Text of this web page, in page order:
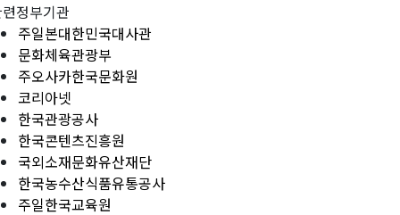
정부기관
주일본대한민국대사관
문화체육관광부
주오사카한국문화원
코리아넷
한국관광공사
한국콘텐츠진흥원
국외소재문화유산재단
한국농수산식품유통공사
주일한국교육원